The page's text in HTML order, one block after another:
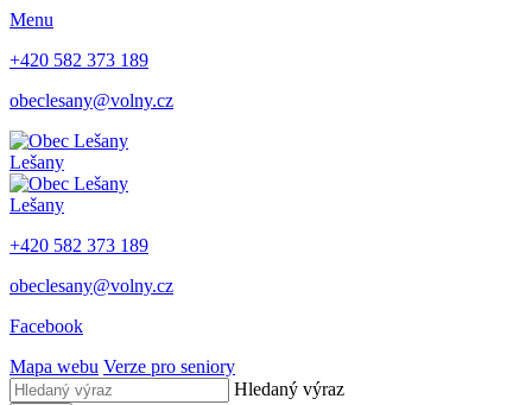
Menu
+420 582 373 189
obeclesany@volny.cz
Lešany
Lešany
+420 582 373 189
obeclesany@volny.cz
Facebook
Mapa webu Verze pro seniory
Hledaný výraz